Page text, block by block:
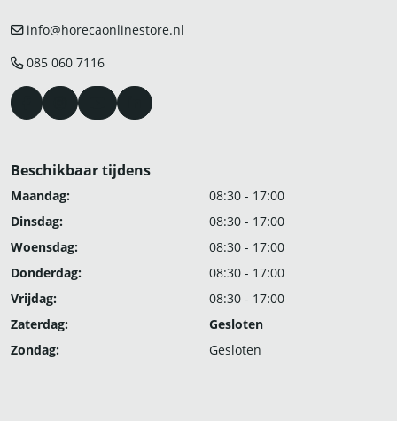
info@horecaonlinestore.nl
085 060 7116
Beschikbaar tijdens
Maandag:
08:30 - 17:00
Dinsdag:
08:30 - 17:00
Woensdag:
08:30 - 17:00
Donderdag:
08:30 - 17:00
Vrijdag:
08:30 - 17:00
Zaterdag:
Gesloten
Zondag:
Gesloten